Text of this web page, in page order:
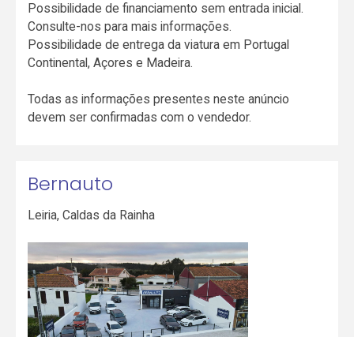
Possibilidade de financiamento sem entrada inicial.
Consulte-nos para mais informações.
Possibilidade de entrega da viatura em Portugal
Continental, Açores e Madeira.
Todas as informações presentes neste anúncio
devem ser confirmadas com o vendedor.
Bernauto
Leiria,Caldas da Rainha